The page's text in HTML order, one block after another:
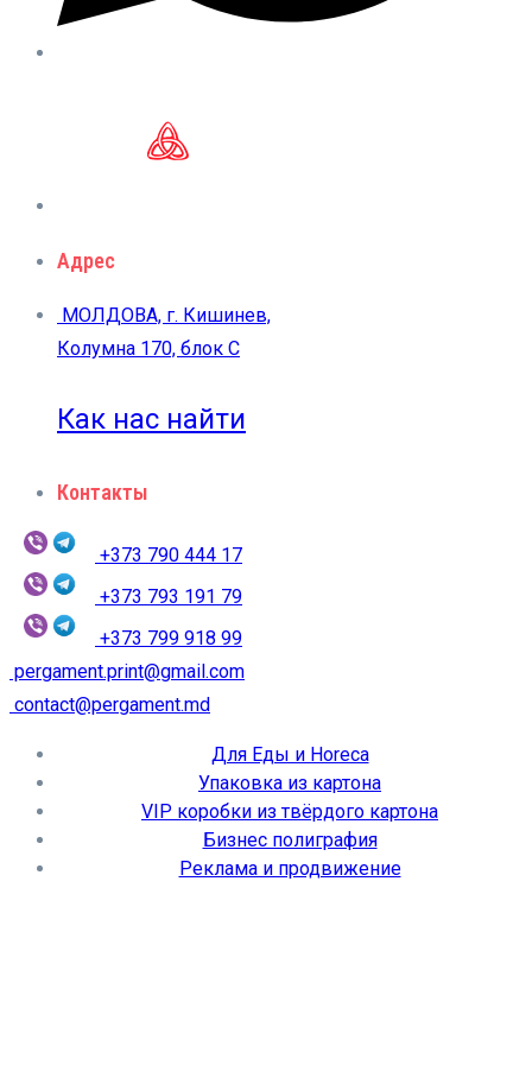
Адрес
МОЛДОВА, г. Кишинев,
Колумна 170, блок C
Как нас найти
Контакты
+373 790 444 17
+373 793 191 79
+373 799 918 99
pergament.print@gmail.com
contact@pergament.md
Для Еды и Horeca
Упаковка из картона
VIP коробки из твёрдого картона
Бизнес полиграфия
Реклама и продвижение